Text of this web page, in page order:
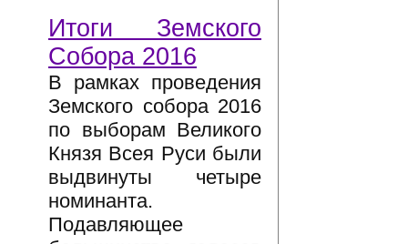
Итоги Земского
Собора 2016
В рамках проведения
Земского собора 2016
по выборам Великого
Князя Всея Руси были
выдвинуты четыре
номинанта.
Подавляющее